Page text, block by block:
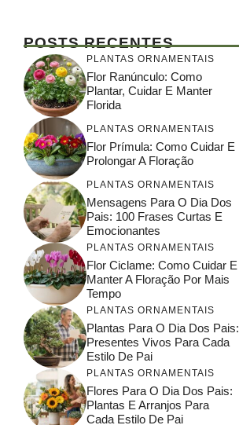
POSTS RECENTES
PLANTAS ORNAMENTAIS
Flor Ranúnculo: Como
Plantar, Cuidar E Manter
Florida
PLANTAS ORNAMENTAIS
Flor Prímula: Como Cuidar E
Prolongar A Floração
PLANTAS ORNAMENTAIS
Mensagens Para O Dia Dos
Pais: 100 Frases Curtas E
Emocionantes
PLANTAS ORNAMENTAIS
Flor Ciclame: Como Cuidar E
Manter A Floração Por Mais
Tempo
PLANTAS ORNAMENTAIS
Plantas Para O Dia Dos Pais:
Presentes Vivos Para Cada
Estilo De Pai
PLANTAS ORNAMENTAIS
Flores Para O Dia Dos Pais:
Plantas E Arranjos Para
Cada Estilo De Pai